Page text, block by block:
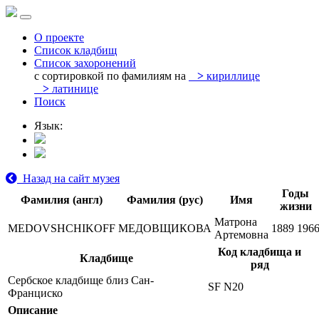
О проекте
Список кладбищ
Список захоронений
с сортировкой по фамилиям на
> кириллице
> латинице
Поиск
Язык:
Назад на сайт музея
Фамилия (англ)
Фамилия (рус) Имя
Годы
жизни
MEDOVSHCHIKOFF МЕДОВЩИКОВА
Матрона
Артемовна
1889 1966
Кладбище
Код кладбища и
ряд
Сербское кладбище близ Сан-
Франциско
SF N20
Описание